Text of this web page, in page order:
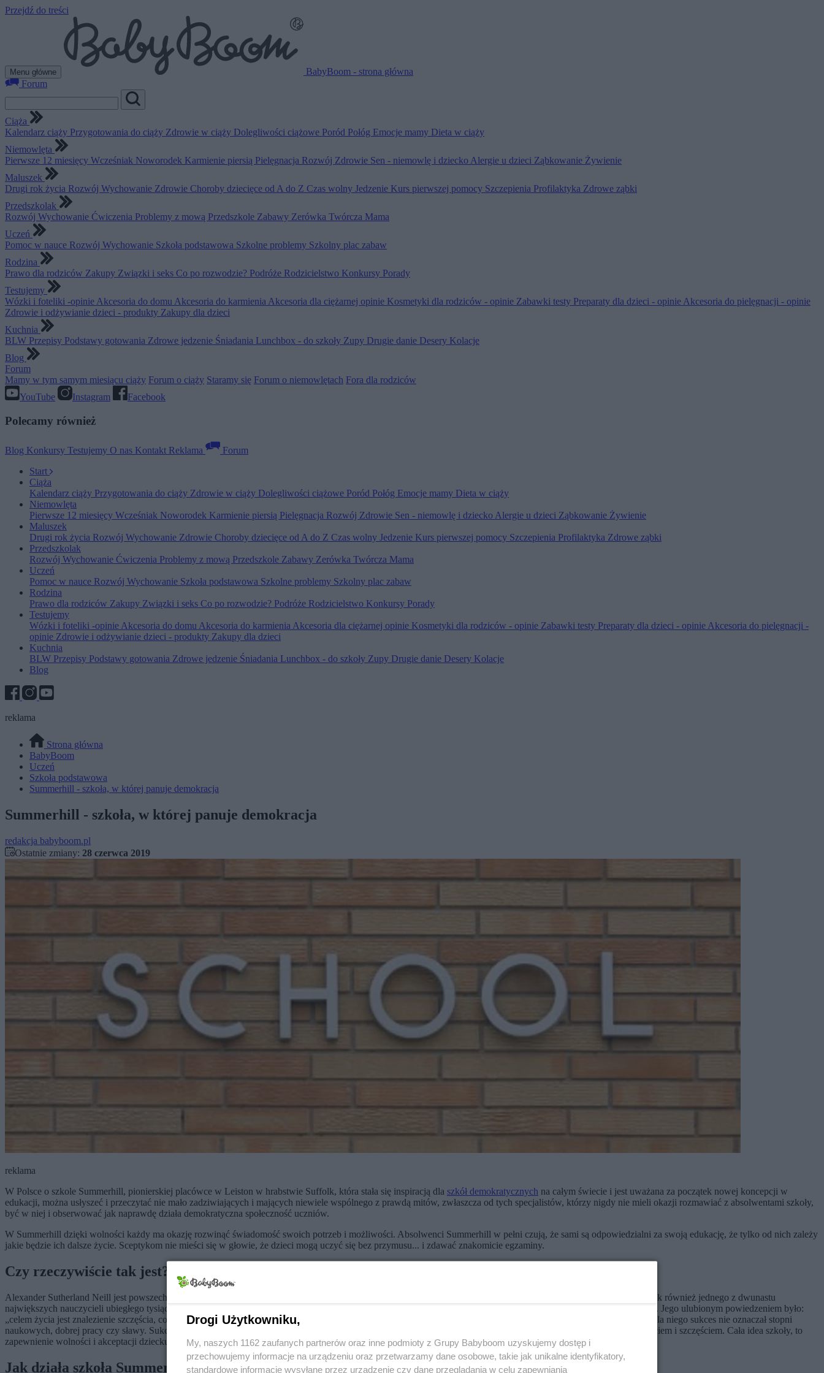
Przejdź do treści
Menu główne
BabyBoom - strona główna
Forum
Ciąża
Kalendarz ciąży Przygotowania do ciąży Zdrowie w ciąży Dolegliwości ciążowe Poród Połóg Emocje mamy Dieta w ciąży
Niemowlęta
Pierwsze 12 miesięcy Wcześniak Noworodek Karmienie piersią Pielęgnacja Rozwój Zdrowie Sen - niemowlę i dziecko Alergie u dzieci Ząbkowanie Żywienie
Maluszek
Drugi rok życia Rozwój Wychowanie Zdrowie Choroby dziecięce od A do Z Czas wolny Jedzenie Kurs pierwszej pomocy Szczepienia Profilaktyka Zdrowe ząbki
Przedszkolak
Rozwój Wychowanie Ćwiczenia Problemy z mową Przedszkole Zabawy Zerówka Twórcza Mama
Uczeń
Pomoc w nauce Rozwój Wychowanie Szkoła podstawowa Szkolne problemy Szkolny plac zabaw
Rodzina
Prawo dla rodziców Zakupy Związki i seks Co po rozwodzie? Podróże Rodzicielstwo Konkursy Porady
Testujemy
Wózki i foteliki -opinie Akcesoria do domu Akcesoria do karmienia Akcesoria dla ciężarnej opinie Kosmetyki dla rodziców - opinie Zabawki testy Preparaty dla dzieci - opinie Akcesoria do pielęgnacji - opinie
Zdrowie i odżywianie dzieci - produkty Zakupy dla dzieci
Kuchnia
BLW Przepisy Podstawy gotowania Zdrowe jedzenie Śniadania Lunchbox - do szkoły Zupy Drugie danie Desery Kolacje
Blog
Forum
Mamy w tym samym miesiącu ciąży Forum o ciąży Staramy się Forum o niemowlętach Fora dla rodziców
YouTube
Instagram Facebook
Polecamy również
Blog Konkursy Testujemy O nas Kontakt Reklama
Forum
Start
Ciąża
Kalendarz ciąży Przygotowania do ciąży Zdrowie w ciąży Dolegliwości ciążowe Poród Połóg Emocje mamy Dieta w ciąży
Niemowlęta
Pierwsze 12 miesięcy Wcześniak Noworodek Karmienie piersią Pielęgnacja Rozwój Zdrowie Sen - niemowlę i dziecko Alergie u dzieci Ząbkowanie Żywienie
Maluszek
Drugi rok życia Rozwój Wychowanie Zdrowie Choroby dziecięce od A do Z Czas wolny Jedzenie Kurs pierwszej pomocy Szczepienia Profilaktyka Zdrowe ząbki
Przedszkolak
Rozwój Wychowanie Ćwiczenia Problemy z mową Przedszkole Zabawy Zerówka Twórcza Mama
Uczeń
Pomoc w nauce Rozwój Wychowanie Szkoła podstawowa Szkolne problemy Szkolny plac zabaw
Rodzina
Prawo dla rodziców Zakupy Związki i seks Co po rozwodzie? Podróże Rodzicielstwo Konkursy Porady
Testujemy
Wózki i foteliki -opinieAkcesoria do domu Akcesoria do karmieniaAkcesoria dla ciężarnej opinie Kosmetyki dla rodziców - opinie Zabawki testy Preparaty dla dzieci - opinieAkcesoria do pielęgnacji -
opinie Zdrowie i odżywianie dzieci - produkty Zakupy dla dzieci
Kuchnia
BLW Przepisy Podstawy gotowania Zdrowe jedzenie Śniadania Lunchbox - do szkoły Zupy Drugie danie Desery Kolacje
Blog
reklama
Strona główna
BabyBoom
Uczeń
Szkoła podstawowa
Summerhill - szkoła, w której panuje demokracja
Summerhill - szkoła, w której panuje demokracja
redakcja babyboom.pl
Ostatnie zmiany: 28 czerwca 2019
reklama
W Polsce o szkole Summerhill, pionierskiej placówce w Leiston w hrabstwie Suffolk, która stała się inspiracją dla szkół demokratycznych na całym świecie i jest uważana za początek nowej koncepcji w
edukacji, można usłyszeć i przeczytać nie mało zadziwiających i mających niewiele wspólnego z prawdą mitów, zwłaszcza od tych specjalistów, którzy nigdy nie mieli okazji rozmawiać z absolwentami szkoły,
być w niej i obserwować jak naprawdę działa demokratyczna społeczność uczniów.
W Summerhill dzięki wolności każdy ma okazję rozwinąć świadomość swoich potrzeb i możliwości. Absolwenci Summerhill w pełni czują, że sami są odpowiedzialni za swoją edukację, że tylko od nich zależy
jakie będzie ich dalsze życie. Sceptykom nie mieści się w głowie, że dzieci mogą uczyć się bez przymusu... i zdawać znakomicie egzaminy.
Czy rzeczywiście tak jest?
Alexander Sutherland Neill jest powszechnie uważany za wielkiego pedagoga naszych czasów oraz jednego ze stu najbardziej wpływowych myślicieli edukacyjnych, jak również jednego z dwunastu
największych nauczycieli ubiegłego tysiąclecia. Neill był wyjątkowy wśród pionierów nowych trendów oświatowych, bardziej dbając o „psychologię” niż o „edukację”. Jego ulubionym powiedzeniem było:
„celem życia jest znalezienie szczęścia, co jest równoznaczne z odkryciem własnych pasji i zainteresowań. Edukacja powinna być przygotowaniem do takiego życia”. Dla niego sukces nie oznaczał stopni
naukowych, dobrej pracy czy sławy. Sukcesem jest dostrzeganie, jak dziecko przybywające do Summerhill z twarzą pełną nienawiści i lęku, po dwóch latach tryska życiem i szczęściem. Cała idea szkoły, to
zapewnienie wolności i akceptacji dziecku, pozwolenie mu na zaspokajanie naturalnych potrzeb.
Jak działa szkoła Summerhill?
Drogi Użytkowniku,
My, naszych 1162 zaufanych partnerów oraz inne podmioty z Grupy Babyboom uzyskujemy dostęp i
przechowujemy informacje na urządzeniu oraz przetwarzamy dane osobowe, takie jak unikalne identyfikatory,
standardowe informacje wysyłane przez urządzenie czy dane przeglądania w celu zapewniania